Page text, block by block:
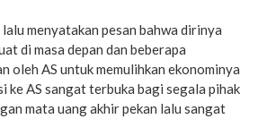
menyatakan pesan bahwa dirinya
di masa depan dan beberapa
oleh AS untuk memulihkan ekonominya
ke AS sangat terbuka bagi segala pihak
mata uang akhir pekan lalu sangat